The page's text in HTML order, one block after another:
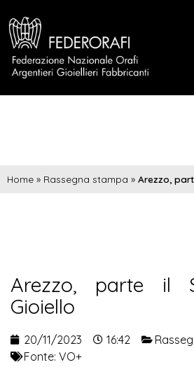
Home » Rassegna stampa » Arezzo,
Arezzo, parte il
Gioiello
20/11/2023 16:42
Fonte: VO+